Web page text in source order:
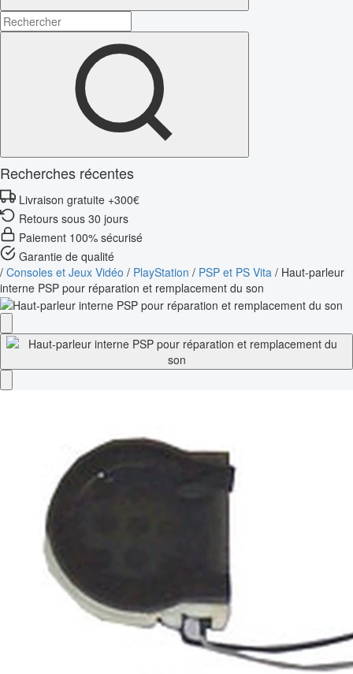
Recherches récentes
Livraison gratuite +300€
Retours sous 30 jours
Paiement 100% sécurisé
Garantie de qualité
/ Consoles et Jeux Vidéo / PlayStation / PSP et PS Vita / Haut-parleur
interne PSP pour réparation et remplacement du son